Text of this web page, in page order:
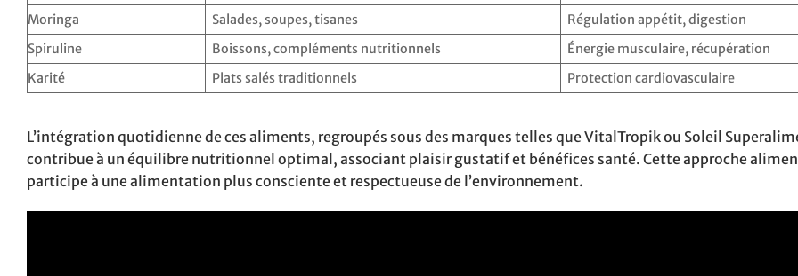
Moringa
Salades, soupes, tisanes
Régulation appétit, digestion
Spiruline
Boissons, compléments nutritionnels
Énergie musculaire, récupération
Karité
Plats salés traditionnels Protection cardiovasculaire
L’intégration quotidienne de ces aliments, regroupés sous des marques telles que VitalTropik ou Soleil
contribue à un équilibre nutritionnel optimal, associant plaisir gustatif et bénéfices santé. Cette approche
participe à une alimentation plus consciente et respectueuse de l’environnement.